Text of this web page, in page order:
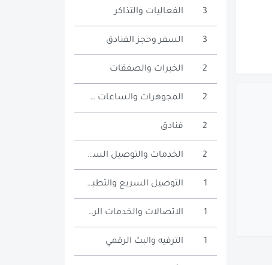
الفعاليات والتذاكر 3
السفر وحجز الفنادق 3
الخبرات والصفقات 2
المجوهرات والساعات والإكسسوارات 2
فنادق 2
الخدمات والتوصيل السريع 2
التوصيل السريع والتطبيقات 1
الاتصالات والخدمات الرقمية 1
الترفيه والبث الرقمي 1